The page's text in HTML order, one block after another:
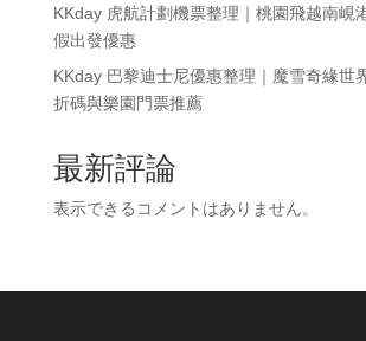
KKday 虎航計劃機票整理｜桃園飛越南峴
假出發優惠
KKday 巴黎迪士尼優惠整理｜魔雪奇緣世
折碼與樂園門票推薦
最新評論
表示できるコメントはありません。